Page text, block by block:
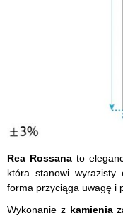
Rea Rossanato
która stanowi wyrazisty
forma przyciąga uwagę i
Wykonanie z kamienia